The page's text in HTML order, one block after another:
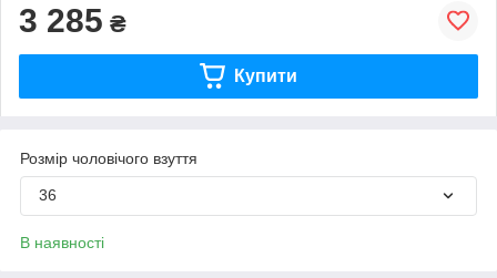
3 285 ₴
Купити
Розмір чоловічого взуття
36
В наявності